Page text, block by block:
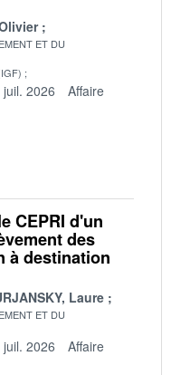
ET DU
2026
Affaire
CEPRI d'un
des
à destination
Laure
ET DU
2026
Affaire